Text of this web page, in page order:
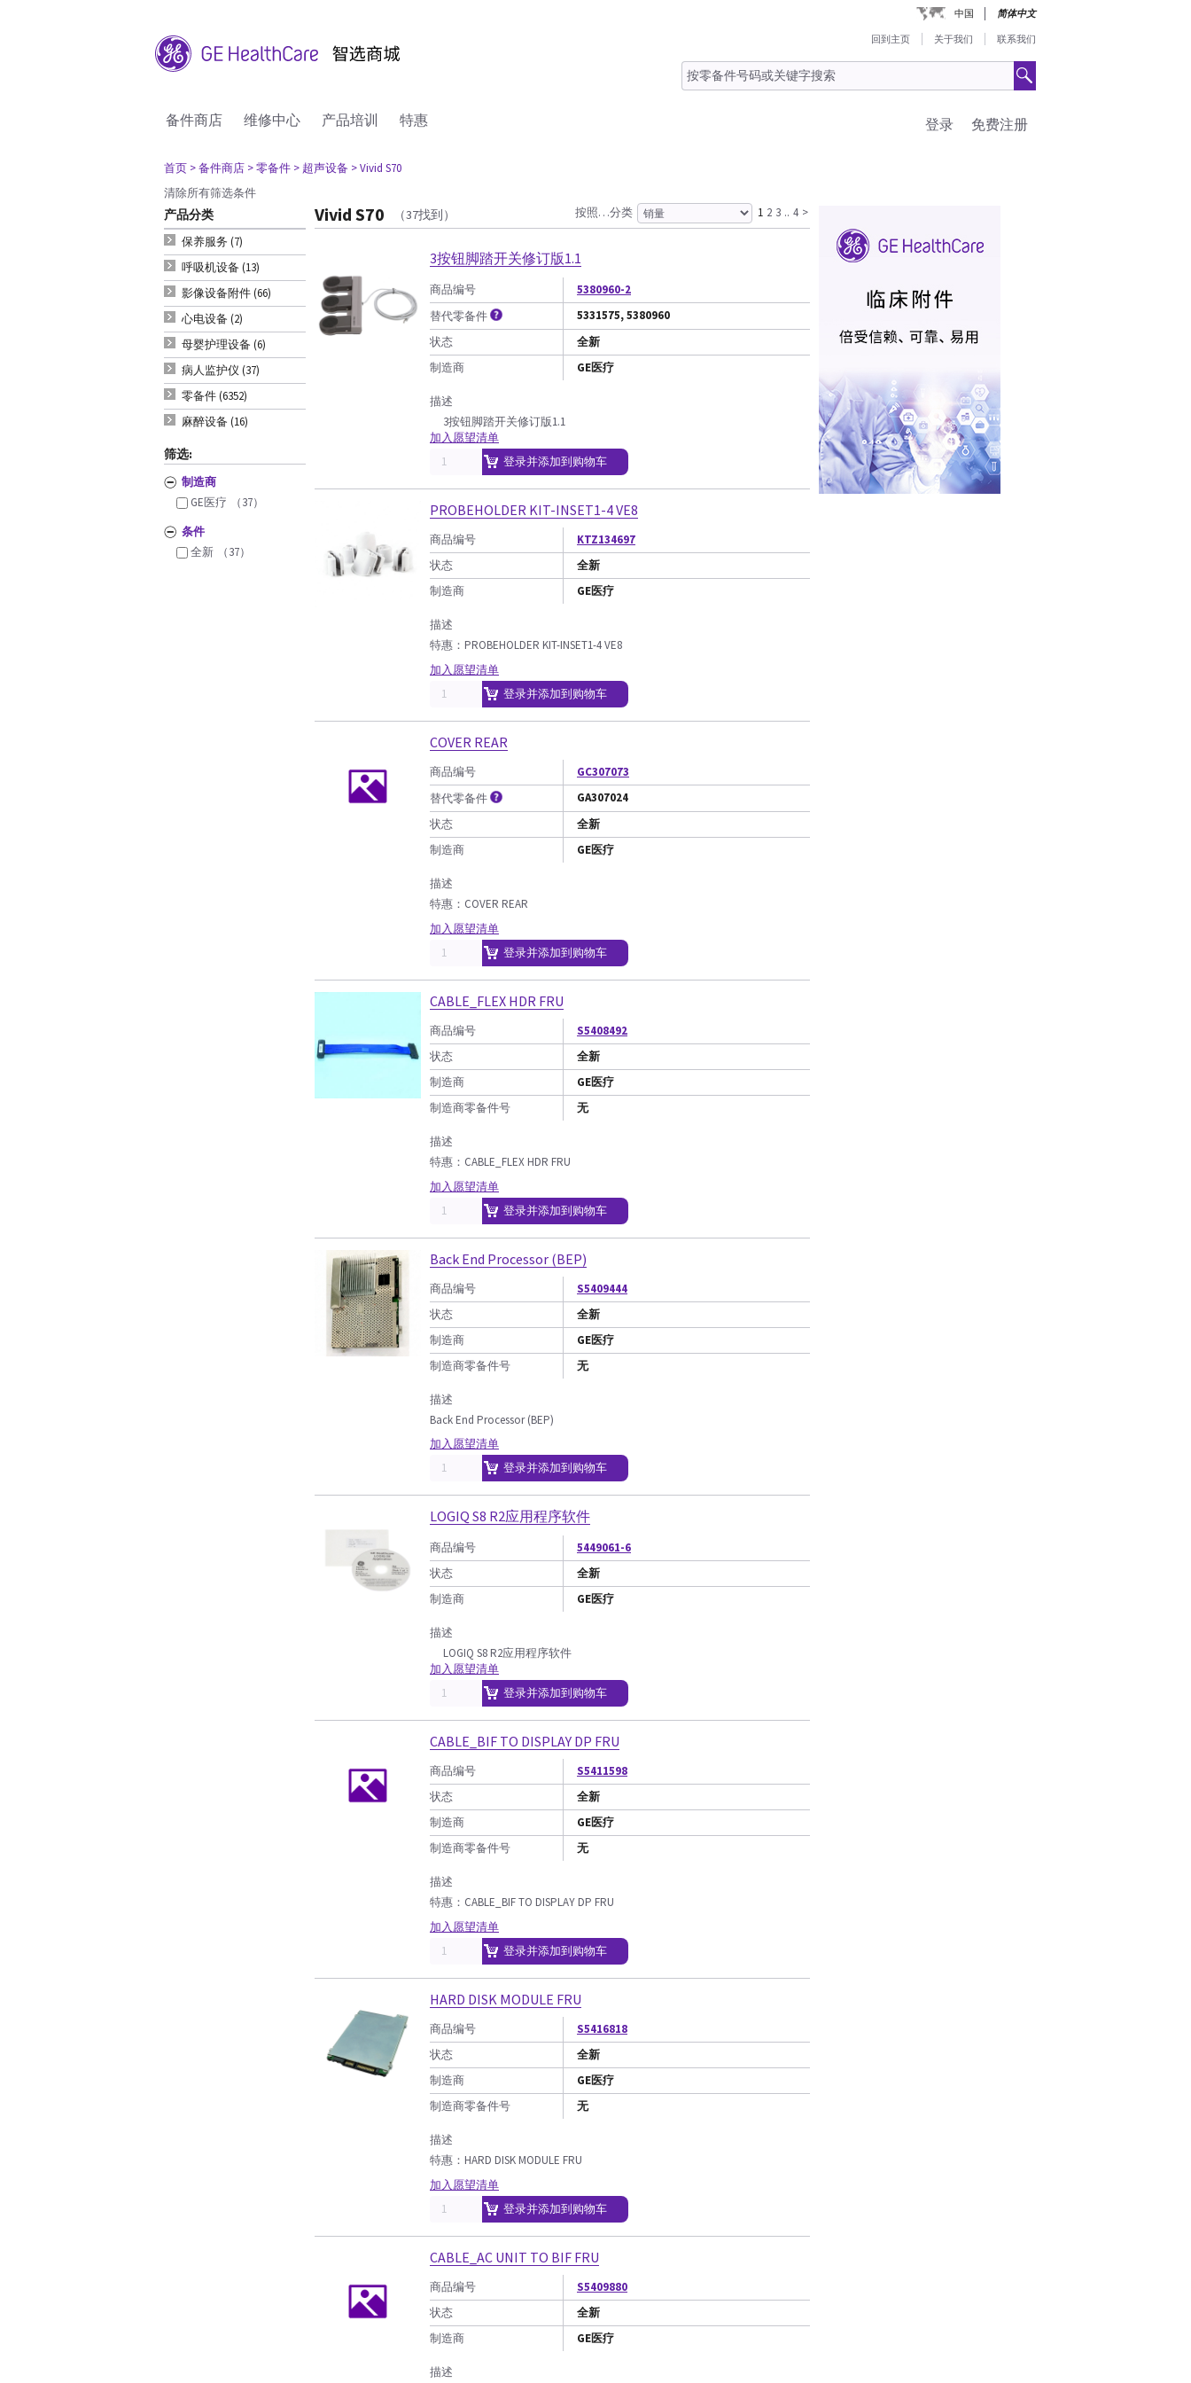
中国 简体中文
回到主页 关于我们 联系我们
备件商店 维修中心 产品培训 特惠 免费注册
登录
首页 > 备件商店 > 零备件 > 超声设备 > Vivid S70
清除所有筛选条件
产品分类
保养服务 (7)
呼吸机设备 (13)
影像设备附件 (66)
心电设备 (2)
母婴护理设备 (6)
病人监护仪 (37)
零备件 (6352)
麻醉设备 (16)
筛选:
制造商
GE医疗
（37）
条件
全新
（37）
Vivid S70 （37找到） 按照…分类 1 2 3 .. 4 >
3按钮脚踏开关修订版1.1
商品编号
5380960-2
替代零备件
5331575, 5380960
状态
全新
制造商
GE医疗
描述
3按钮脚踏开关修订版1.1
加入愿望清单
登录并添加到购物车
PROBEHOLDER KIT-INSET1-4 VE8
商品编号
KTZ134697
状态
全新
制造商
GE医疗
描述
特惠：PROBEHOLDER KIT-INSET1-4 VE8
加入愿望清单
登录并添加到购物车
COVER REAR
商品编号
GC307073
替代零备件
GA307024
状态
全新
制造商
GE医疗
描述
特惠：COVER REAR
加入愿望清单
登录并添加到购物车
CABLE_FLEX HDR FRU
商品编号
S5408492
状态
全新
制造商
GE医疗
制造商零备件号
无
描述
特惠：CABLE_FLEX HDR FRU
加入愿望清单
登录并添加到购物车
Back End Processor (BEP)
商品编号
S5409444
状态
全新
制造商
GE医疗
制造商零备件号
无
描述
Back End Processor (BEP)
加入愿望清单
登录并添加到购物车
LOGIQ S8 R2应用程序软件
商品编号
5449061-6
状态
全新
制造商
GE医疗
描述
LOGIQ S8 R2应用程序软件
加入愿望清单
登录并添加到购物车
CABLE_BIF TO DISPLAY DP FRU
商品编号
S5411598
状态
全新
制造商
GE医疗
制造商零备件号
无
描述
特惠：CABLE_BIF TO DISPLAY DP FRU
加入愿望清单
登录并添加到购物车
HARD DISK MODULE FRU
商品编号
S5416818
状态
全新
制造商
GE医疗
制造商零备件号
无
描述
特惠：HARD DISK MODULE FRU
加入愿望清单
登录并添加到购物车
CABLE_AC UNIT TO BIF FRU
商品编号
S5409880
状态
全新
制造商
GE医疗
描述